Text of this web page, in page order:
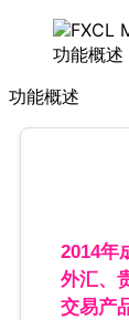
功能概述
功能概述
2014年
外汇、
交易产